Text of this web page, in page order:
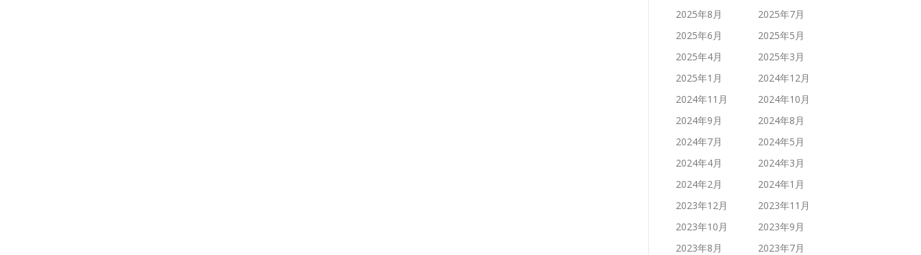
2025年8月
2025年7月
2025年6月
2025年5月
2025年4月
2025年3月
2025年1月
2024年12月
2024年11月
2024年10月
2024年9月
2024年8月
2024年7月
2024年5月
2024年4月
2024年3月
2024年2月
2024年1月
2023年12月
2023年11月
2023年10月
2023年9月
2023年8月
2023年7月